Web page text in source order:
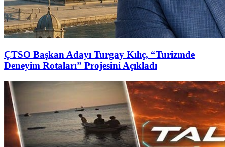
ÇTSO Başkan Adayı Turgay Kılıç, “Turizmde
Deneyim Rotaları” Projesini Açıkladı